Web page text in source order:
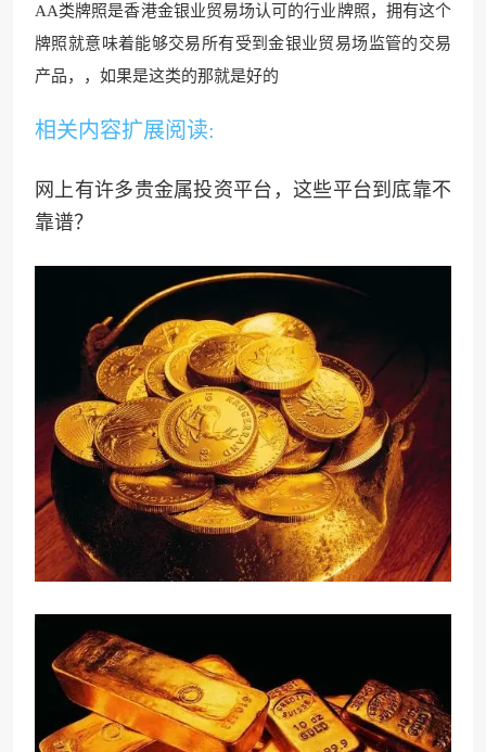
AA类牌照是香港金银业贸易场认可的行业牌照，拥有这个
牌照就意味着能够交易所有受到金银业贸易场监管的交易
产品，，如果是这类的那就是好的
相关内容扩展阅读:
网上有许多贵金属投资平台，这些平台到底靠不
靠谱？